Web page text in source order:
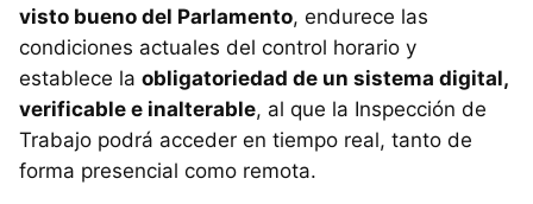
visto bueno del Parlamento, endurece las
condiciones actuales del control horario y
establece la obligatoriedad de un sistema digital,
verificable e inalterable, al que la Inspección de
Trabajo podrá acceder en tiempo real, tanto de
forma presencial como remota.